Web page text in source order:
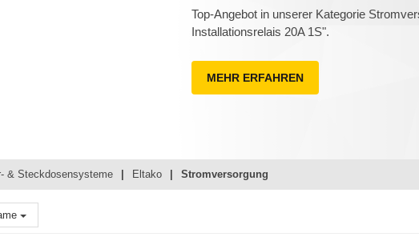
Top-Angebot in unserer Kategorie
Installationsrelais 20A 1S".
MEHR ERFAHREN
& Steckdosensysteme Eltako Stromversorgung